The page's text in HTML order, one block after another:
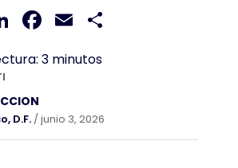
LinkedIn
Facebook
Email
3 minutos
D.F. / junio 3, 2026